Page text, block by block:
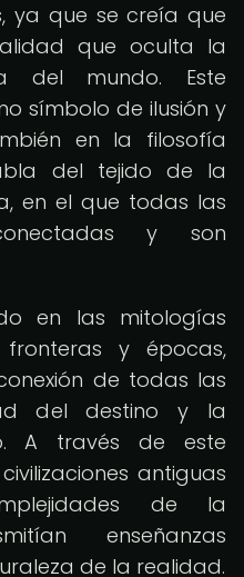
ya que se creía que
que oculta la
del mundo. Este
símbolo de ilusión y
en la filosofía
del tejido de la
en el que todas las
y son
en las mitologías
fronteras y épocas,
de todas las
del destino y la
A través de este
antiguas
de la
enseñanzas
de la realidad.